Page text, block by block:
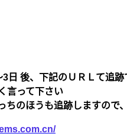
日 後、下記のＵＲＬて追
く言って下さい
のほうも追跡しますので